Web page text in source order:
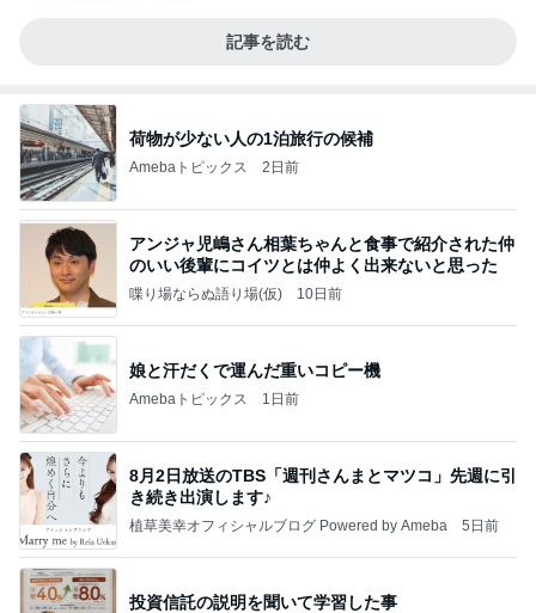
記事を読む
荷物が少ない人の1泊旅行の候補
Amebaトピックス 2日前
アンジャ児嶋さん相葉ちゃんと食事で紹介された仲
のいい後輩にコイツとは仲よく出来ないと思った
喋り場ならぬ語り場(仮) 10日前
娘と汗だくで運んだ重いコピー機
Amebaトピックス 1日前
8月2日放送のTBS「週刊さんまとマツコ」先週に引
き続き出演します♪
植草美幸オフィシャルブログ Powered by Ameba 5日前
投資信託の説明を聞いて学習した事